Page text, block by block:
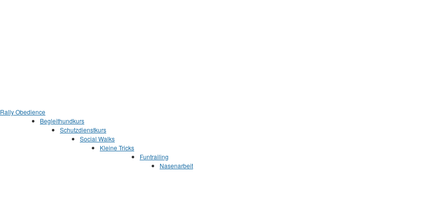
Rally Obedience
Begleithundkurs
Schutzdienstkurs
Social Walks
Kleine Tricks
Funtrailing
Nasenarbeit